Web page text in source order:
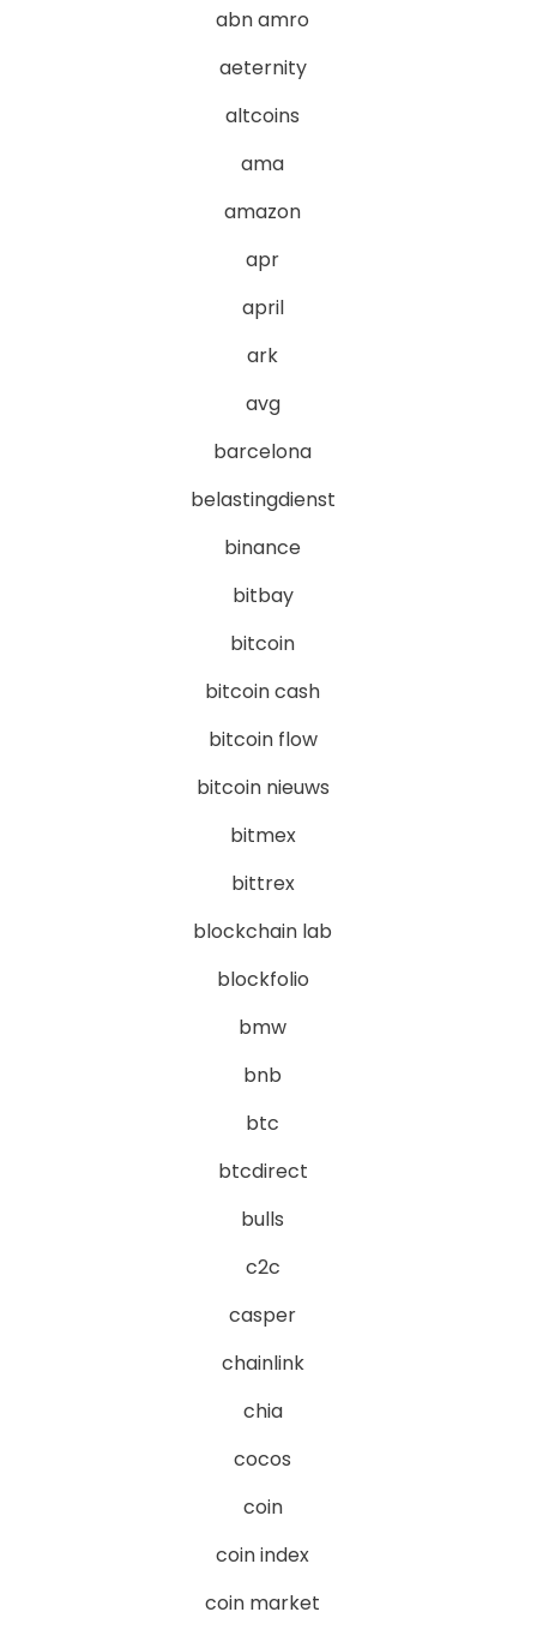
abn amro
aeternity
altcoins
ama
amazon
apr
april
ark
avg
barcelona
belastingdienst
binance
bitbay
bitcoin
bitcoin cash
bitcoin flow
bitcoin nieuws
bitmex
bittrex
blockchain lab
blockfolio
bmw
bnb
btc
btcdirect
bulls
c2c
casper
chainlink
chia
cocos
coin
coin index
coin market